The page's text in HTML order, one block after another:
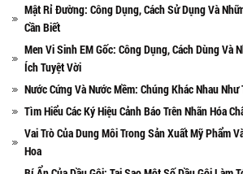
Mật Rỉ Đường: Công Dụng, Cách Sử Dụng Và
Cần Biết
Men Vi Sinh EM Gốc: Công Dụng, Cách Dùng Và
Ích Tuyệt Vời
Nước Cứng Và Nước Mềm: Chúng Khác Nhau Như
Tìm Hiểu Các Ký Hiệu Cảnh Báo Trên Nhãn Hóa
Vai Trò Của Dung Môi Trong Sản Xuất Mỹ Phẩm
Hoa